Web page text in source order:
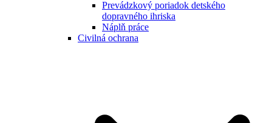
Prevádzkový poriadok detského
dopravného ihriska
Náplň práce
Civilná ochrana